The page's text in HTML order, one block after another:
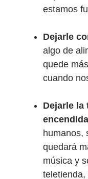
estamos
Dejarle
algo de
quede
cuando
Dejarle la
humanos,
quedará
música y
teletienda,